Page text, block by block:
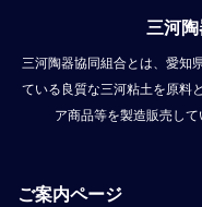
三河
三河陶器協同組合とは、愛知
ている良質な三河粘土を原料
ア商品等を製造販売して
ご案内ページ